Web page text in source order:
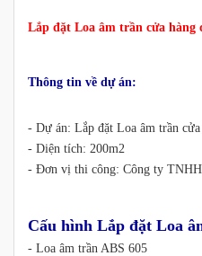
Lắp đặt Loa âm trần cửa hàng
Thông tin về dự án:
- Dự án: Lắp đặt Loa âm trần
- Diện tích: 200m2
- Đơn vị thi công: Công ty TNHH
Cấu hình Lắp đặt Loa
- Loa âm trần ABS 605